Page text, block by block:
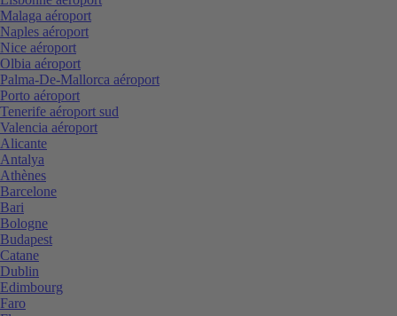
Malaga aéroport
Naples aéroport
Nice aéroport
Olbia aéroport
Palma-De-Mallorca aéroport
Porto aéroport
Tenerife aéroport sud
Valencia aéroport
Alicante
Antalya
Athènes
Barcelone
Bari
Bologne
Budapest
Catane
Dublin
Edimbourg
Faro